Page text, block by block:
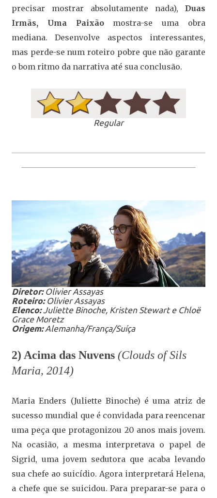
precisar mostrar absolutamente nada), Duas
Irmãs, Uma Paixãomostra-se uma obra
mediana. Desenvolve aspectos interessantes,
mas perde-se num roteiro pobre que não garante
o bom ritmo da narrativa até sua conclusão.
Regular
Diretor:Olivier Assayas
Roteiro:Olivier Assayas
Elenco:Juliette Binoche, Kristen Stewart e Chloë
Grace Moretz
Origem:Alemanha/França/Suíça
2) Acima das Nuvens (Clouds of Sils
Maria, 2014)
Maria Enders (Juliette Binoche) é uma atriz de
sucesso mundial que é convidada para reencenar
uma peça que protagonizou 20 anos mais jovem.
Na ocasião, a mesma interpretava o papel de
Sigrid, uma jovem sedutora que acaba levando
sua chefe ao suicídio. Agora interpretará Helena,
a chefe que se suicidou. Para preparar-se para o